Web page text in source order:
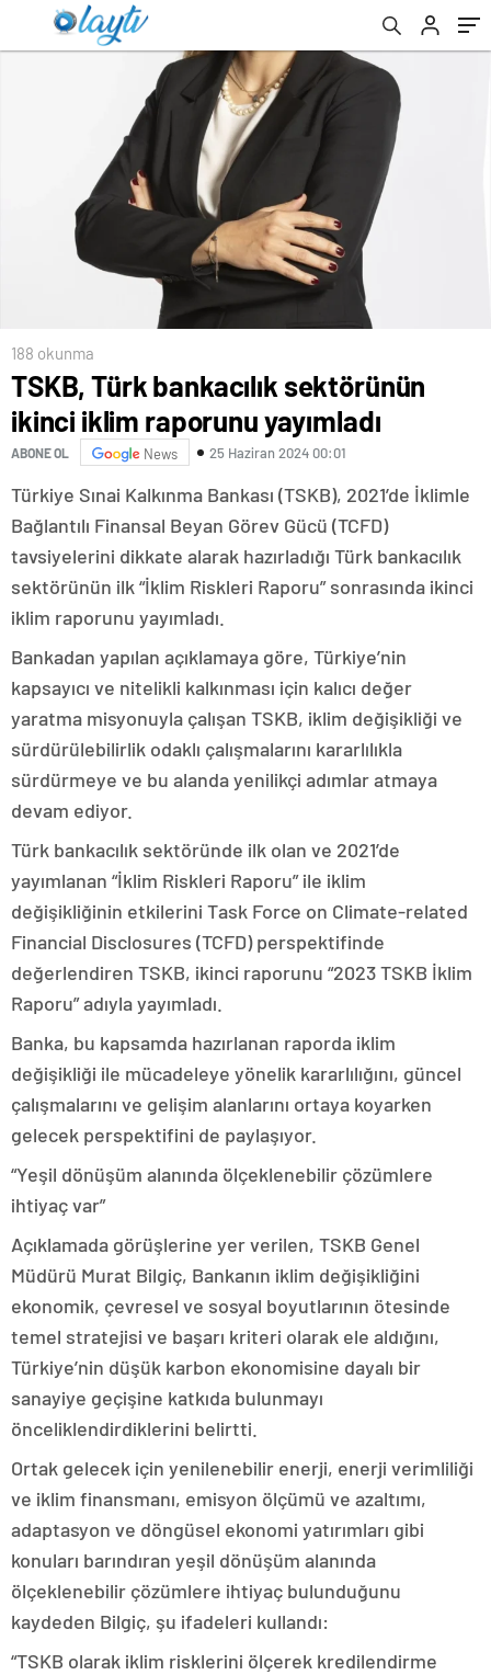
188 okunma
TSKB, Türk bankacılık sektörünün
ikinci iklim raporunu yayımladı
ABONE OL News 25 Haziran 2024 00:01
Türkiye Sınai Kalkınma Bankası (TSKB), 2021’de İklimle
Bağlantılı Finansal Beyan Görev Gücü (TCFD)
tavsiyelerini dikkate alarak hazırladığı Türk bankacılık
sektörünün ilk “İklim Riskleri Raporu” sonrasında ikinci
iklim raporunu yayımladı.
Bankadan yapılan açıklamaya göre, Türkiye’nin
kapsayıcı ve nitelikli kalkınması için kalıcı değer
yaratma misyonuyla çalışan TSKB, iklim değişikliği ve
sürdürülebilirlik odaklı çalışmalarını kararlılıkla
sürdürmeye ve bu alanda yenilikçi adımlar atmaya
devam ediyor.
Türk bankacılık sektöründe ilk olan ve 2021’de
yayımlanan “İklim Riskleri Raporu” ile iklim
değişikliğinin etkilerini Task Force on Climate-related
Financial Disclosures (TCFD) perspektifinde
değerlendiren TSKB, ikinci raporunu “2023 TSKB İklim
Raporu” adıyla yayımladı.
Banka, bu kapsamda hazırlanan raporda iklim
değişikliği ile mücadeleye yönelik kararlılığını, güncel
çalışmalarını ve gelişim alanlarını ortaya koyarken
gelecek perspektifini de paylaşıyor.
“Yeşil dönüşüm alanında ölçeklenebilir çözümlere
ihtiyaç var”
Açıklamada görüşlerine yer verilen, TSKB Genel
Müdürü Murat Bilgiç, Bankanın iklim değişikliğini
ekonomik, çevresel ve sosyal boyutlarının ötesinde
temel stratejisi ve başarı kriteri olarak ele aldığını,
Türkiye’nin düşük karbon ekonomisine dayalı bir
sanayiye geçişine katkıda bulunmayı
önceliklendirdiklerini belirtti.
Ortak gelecek için yenilenebilir enerji, enerji verimliliği
ve iklim finansmanı, emisyon ölçümü ve azaltımı,
adaptasyon ve döngüsel ekonomi yatırımları gibi
konuları barındıran yeşil dönüşüm alanında
ölçeklenebilir çözümlere ihtiyaç bulunduğunu
kaydeden Bilgiç, şu ifadeleri kullandı:
“TSKB olarak iklim risklerini ölçerek kredilendirme
Projesini Anlattı